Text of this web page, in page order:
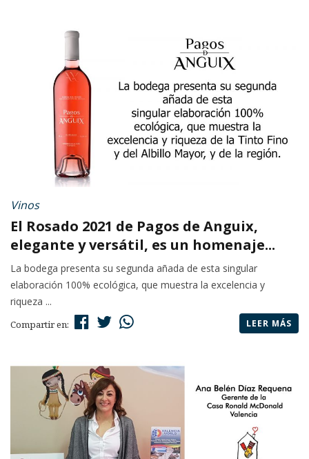
Vinos
El Rosado 2021 de Pagos de Anguix,
elegante y versátil, es un homenaje...
La bodega presenta su segunda añada de esta singular
elaboración 100% ecológica, que muestra la excelencia y
riqueza ...
Compartir en: LEER MÁS